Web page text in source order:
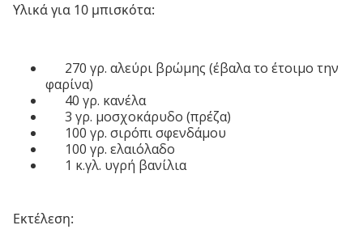
Υλικά για 10 μπισκότα:
270 γρ. αλεύρι βρώμης (έβαλα το έτοιμο την
φαρίνα)
40 γρ. κανέλα
3 γρ. μοσχοκάρυδο (πρέζα)
100 γρ. σιρόπι σφενδάμου
100 γρ. ελαιόλαδο
1 κ.γλ. υγρή βανίλια
Εκτέλεση: